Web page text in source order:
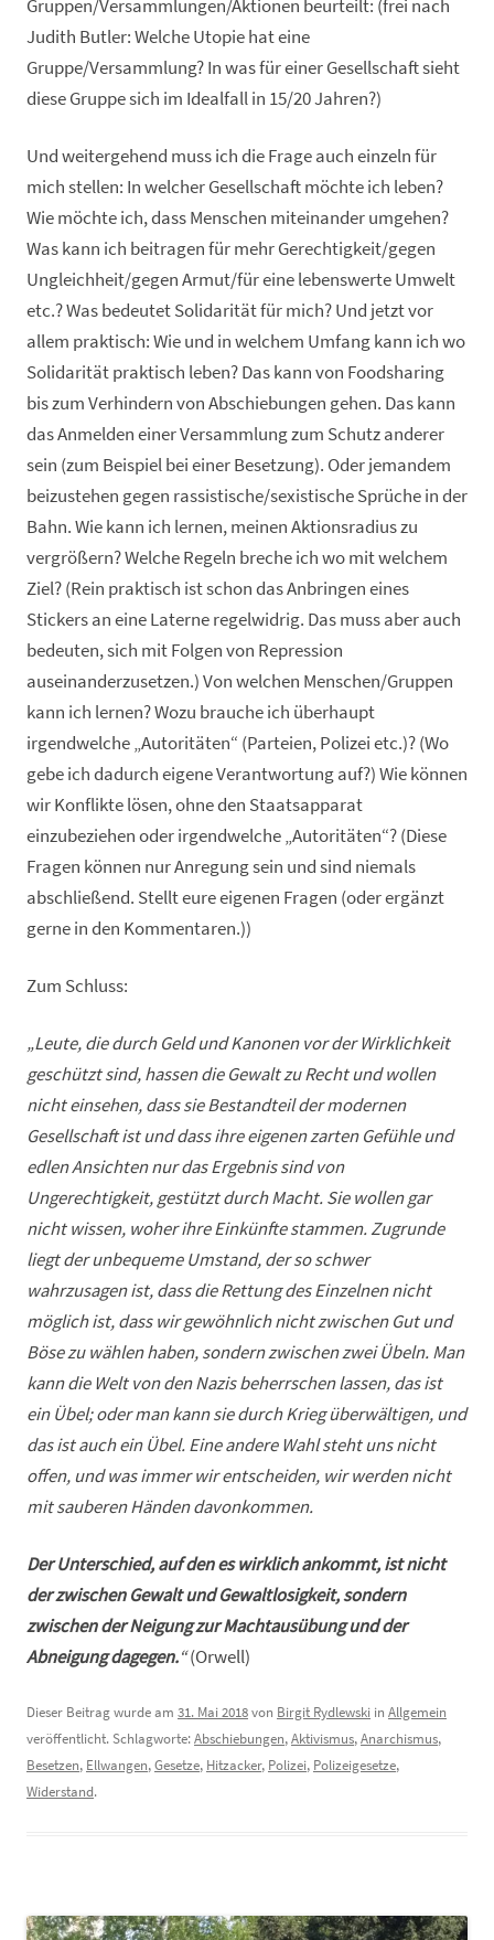
Gruppen/Versammlungen/Aktionen beurteilt: (frei nach
Judith Butler: Welche Utopie hat eine
Gruppe/Versammlung? In was für einer Gesellschaft sieht
diese Gruppe sich im Idealfall in 15/20 Jahren?)
Und weitergehend muss ich die Frage auch einzeln für
mich stellen: In welcher Gesellschaft möchte ich leben?
Wie möchte ich, dass Menschen miteinander umgehen?
Was kann ich beitragen für mehr Gerechtigkeit/gegen
Ungleichheit/gegen Armut/für eine lebenswerte Umwelt
etc.? Was bedeutet Solidarität für mich? Und jetzt vor
allem praktisch: Wie und in welchem Umfang kann ich wo
Solidarität praktisch leben? Das kann von Foodsharing
bis zum Verhindern von Abschiebungen gehen. Das kann
das Anmelden einer Versammlung zum Schutz anderer
sein (zum Beispiel bei einer Besetzung). Oder jemandem
beizustehen gegen rassistische/sexistische Sprüche in der
Bahn. Wie kann ich lernen, meinen Aktionsradius zu
vergrößern? Welche Regeln breche ich wo mit welchem
Ziel? (Rein praktisch ist schon das Anbringen eines
Stickers an eine Laterne regelwidrig. Das muss aber auch
bedeuten, sich mit Folgen von Repression
auseinanderzusetzen.) Von welchen Menschen/Gruppen
kann ich lernen? Wozu brauche ich überhaupt
irgendwelche „Autoritäten“ (Parteien, Polizei etc.)? (Wo
gebe ich dadurch eigene Verantwortung auf?) Wie können
wir Konflikte lösen, ohne den Staatsapparat
einzubeziehen oder irgendwelche „Autoritäten“? (Diese
Fragen können nur Anregung sein und sind niemals
abschließend. Stellt eure eigenen Fragen (oder ergänzt
gerne in den Kommentaren.))
Zum Schluss:
„Leute, die durch Geld und Kanonen vor der Wirklichkeit
geschützt sind, hassen die Gewalt zu Recht und wollen
nicht einsehen, dass sie Bestandteil der modernen
Gesellschaft ist und dass ihre eigenen zarten Gefühle und
edlen Ansichten nur das Ergebnis sind von
Ungerechtigkeit, gestützt durch Macht. Sie wollen gar
nicht wissen, woher ihre Einkünfte stammen. Zugrunde
liegt der unbequeme Umstand, der so schwer
wahrzusagen ist, dass die Rettung des Einzelnen nicht
möglich ist, dass wir gewöhnlich nicht zwischen Gut und
Böse zu wählen haben, sondern zwischen zwei Übeln. Man
kann die Welt von den Nazis beherrschen lassen, das ist
ein Übel; oder man kann sie durch Krieg überwältigen, und
das ist auch ein Übel. Eine andere Wahl steht uns nicht
offen, und was immer wir entscheiden, wir werden nicht
mit sauberen Händen davonkommen.
Der Unterschied, auf den es wirklich ankommt, ist nicht
der zwischen Gewalt und Gewaltlosigkeit, sondern
zwischen der Neigung zur Machtausübung und der
Abneigung dagegen.“(Orwell)
Dieser Beitrag wurde am 31. Mai 2018von Birgit Rydlewski in Allgemein
veröffentlicht. Schlagworte:Abschiebungen,Aktivismus,Anarchismus,
Besetzen, Ellwangen,Gesetze, Hitzacker, Polizei, Polizeigesetze,
Widerstand.